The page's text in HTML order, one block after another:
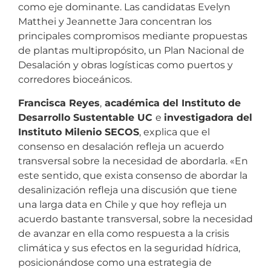
como eje dominante. Las candidatas Evelyn
Matthei y Jeannette Jara concentran los
principales compromisos mediante propuestas
de plantas multipropósito, un Plan Nacional de
Desalación y obras logísticas como puertos y
corredores bioceánicos.
Francisca Reyes, académica del Instituto de
Desarrollo Sustentable UC e investigadora del
Instituto Milenio SECOS, explica que el
consenso en desalación refleja un acuerdo
transversal sobre la necesidad de abordarla. «En
este sentido, que exista consenso de abordar la
desalinización refleja una discusión que tiene
una larga data en Chile y que hoy refleja un
acuerdo bastante transversal, sobre la necesidad
de avanzar en ella como respuesta a la crisis
climática y sus efectos en la seguridad hídrica,
posicionándose como una estrategia de